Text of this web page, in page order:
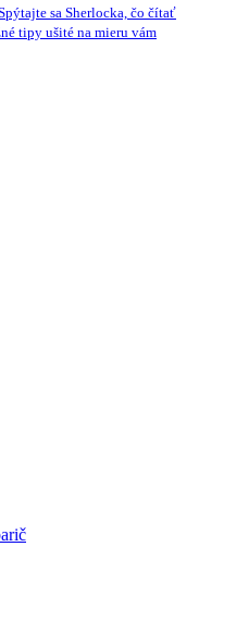
sa Sherlocka, čo čítať
tipy ušité na mieru vám